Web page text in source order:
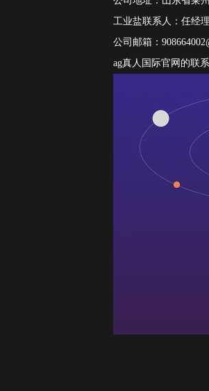
工业盐联系人：任经
公司邮箱：
ag真人国际官网的联